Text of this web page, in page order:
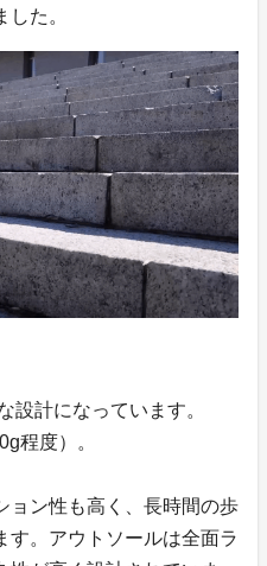
た。
設計になっています。
程度）。
ョン性も高く、長時間の歩
す。アウトソールは全面ラ